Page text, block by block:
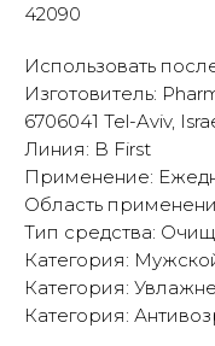
42090
Использовать
Изготовитель:
6706041 Tel-Aviv,
Линия: B First
Применение:
Область
Тип средства:
Категория:
Категория:
Категория: